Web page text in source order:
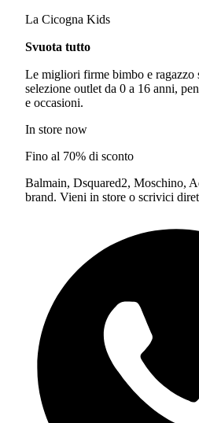
La Cicogna Kids
Svuota tutto
Le migliori firme bimbo e ragazzo
selezione outlet da 0 a 16 anni,
e occasioni.
In store now
Fino al 70% di sconto
Balmain, Dsquared2, Moschino,
brand. Vieni in store o scrivici